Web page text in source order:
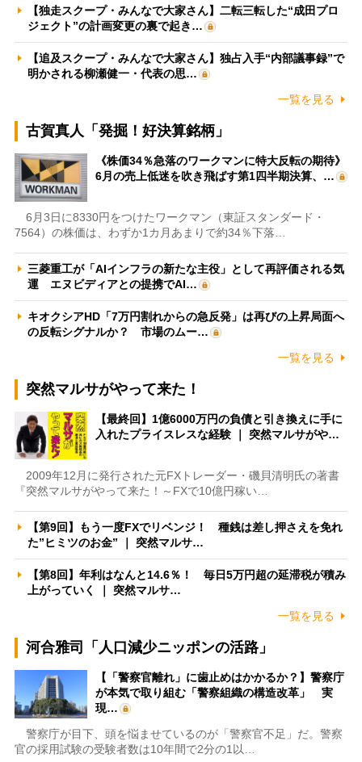
【独走スクープ・みんなで大家さん】二転三転した“成田プロ
ジェクト”の計画変更の裏で起き…
【追及スクープ・みんなで大家さん】独占入手“内部議事録”で
明かされる柳瀬健一・代表の思…
一覧を見る
古賀真人「発掘！好決算銘柄」
《株価34％急落のワークマンに特大反転の期待》
6月の売上低迷を吹き飛ばす第1四半期決算、…
6月3日に8330円をつけたワークマン（東証スタンダード・
7564）の株価は、わずか1カ月あまりで約34％下落…
三菱重工が「AIインフラの新たな主役」として再評価される気
運 エヌビディアとの提携でAI…
キオクシアHD「7万円割れからの急反発」は再びの上昇局面へ
の反転シグナルか？ 市場のムー…
一覧を見る
突然マルサがやって来た！
【最終回】1億6000万円の負債と引き換えに手に
入れたプライスレスな経験 ｜ 突然マルサがや…
2009年12月に発行された元FXトレーダー・磯貝清明氏の著書
『突然マルサがやって来た！～FXで10億円稼い…
【第9回】もう一度FXでリベンジ！ 種銭は差し押さえを免れ
た”ヒミツのお金” ｜ 突然マルサ…
【第8回】年利はなんと14.6％！ 毎日5万円超の延滞税が積み
上がっていく ｜ 突然マルサ…
一覧を見る
河合雅司「人口減少ニッポンの活路」
【「警察官離れ」に歯止めはかかるか？】警察庁
が本気で取り組む「警察組織の構造改革」 実
現…
警察庁が目下、頭を悩ませているのが「警察官不足」だ。警察
官の採用試験の受験者数は10年間で2分の1以…